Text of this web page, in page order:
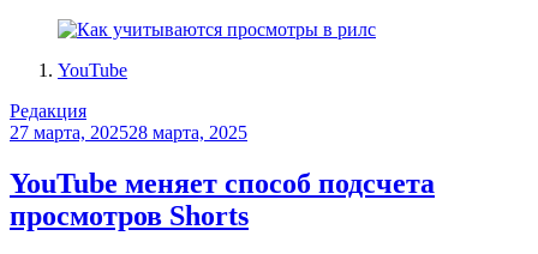
YouTube
Редакция
27 марта, 202528 марта, 2025
YouTube меняет способ подсчета
просмотров Shorts